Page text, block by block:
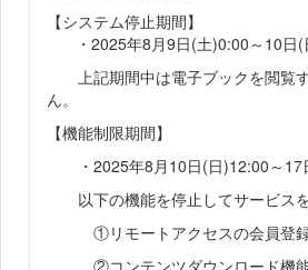
【システム停止期間】
・2025年8月9日(土)0:00～10日(
上記期間中は電子ブックを閲覧
ん。
【機能制限期間】
・2025年8月10日(日)12:00～17
以下の機能を停止してサービス
①リモートアクセスの会員登
②コンテンツダウンロード機